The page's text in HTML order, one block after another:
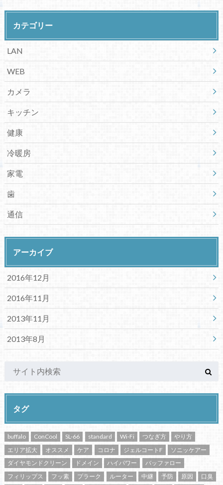
カテゴリー
LAN
WEB
カメラ
キッチン
健康
冷暖房
家電
歯
通信
アーカイブ
2016年12月
2016年11月
2013年11月
2013年8月
タグ
buffalo ConCool SL-66 standard Wi-Fi つなぎ方
やり方
エリア拡大
オススメ ケア コロナ ジェルコートF
ソニッケアー
ダイヤモンドクリーン
ドメイン ハイパワー
バッファロー
フィリップス
フッ素 プラーク ルーター 中継 予防 原因
口臭